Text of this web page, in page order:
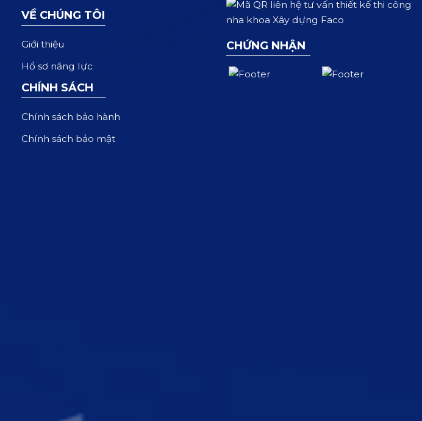
VỀ CHÚNG TÔI
Giới thiệu
Hồ sơ năng lực
CHÍNH SÁCH
Chính sách bảo hành
Chính sách bảo mật
CHỨNG NHẬN